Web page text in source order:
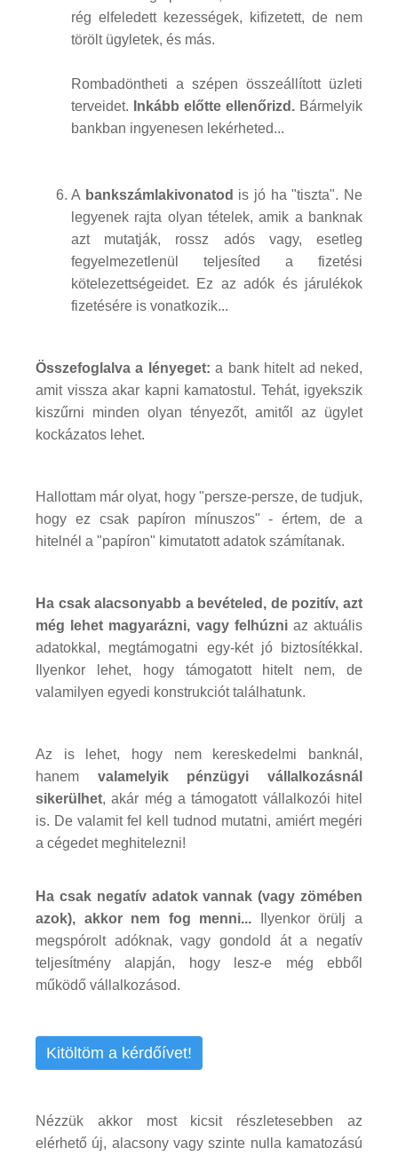
rég elfeledett kezességek, kifizetett, de nem
törölt ügyletek, és más.
Rombadöntheti a szépen összeállított üzleti
terveidet.
Inkább előtte ellenőrizd. Bármelyik
bankban ingyenesen lekérheted...
A bankszámlakivonatod is jó ha "tiszta". Ne
legyenek rajta olyan tételek, amik a banknak
azt mutatják, rossz adós vagy, esetleg
fegyelmezetlenül teljesíted a fizetési
kötelezettségeidet. Ez az adók és járulékok
fizetésére is vonatkozik...
Összefoglalva a lényeget:a bank hitelt ad neked,
amit vissza akar kapni kamatostul. Tehát, igyekszik
kiszűrni minden olyan tényezőt, amitől az ügylet
kockázatos lehet.
Hallottam már olyat, hogy "persze-persze, de tudjuk,
hogy ez csak papíron mínuszos" - értem, de a
hitelnél a "papíron" kimutatott adatok számítanak.
Ha csak alacsonyabb a bevételed, de pozitív, azt
még lehet magyarázni, vagy felhúzniaz aktuális
adatokkal, megtámogatni egy-két jó biztosítékkal.
Ilyenkor lehet, hogy támogatott hitelt nem, de
valamilyen egyedi konstrukciót találhatunk.
Az is lehet, hogy nem kereskedelmi banknál,
hanem valamelyik pénzügyi vállalkozásnál
sikerülhet, akár még a támogatott vállalkozói hitel
is. De valamit fel kell tudnod mutatni, amiért megéri
a cégedet meghitelezni!
Ha csak negatív adatok vannak (vagy zömében
azok), akkor nem fog menni... Ilyenkor örülj a
megspórolt adóknak, vagy gondold át a negatív
teljesítmény alapján, hogy lesz-e még ebből
működő vállalkozásod.
Kitöltöm a kérdőívet!
Nézzük akkor most kicsit részletesebben az
elérhető új, alacsony vagy szinte nulla kamatozású